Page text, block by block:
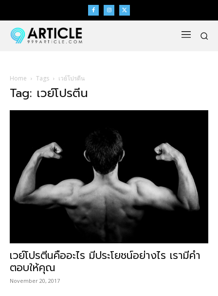
Home Tags เวย์โปรตีน
Tag: เวย์โปรตีน
เวย์โปรตีนคืออะไร มีประโยชน์อย่างไร เรามีคำ
ตอบให้คุณ
November 20, 2017